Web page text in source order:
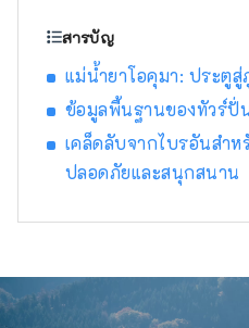
ของภูเขา เช่น เ
ผลไม้ฤดูร้อน เช่น
คุณสามารถเพลิดเ
ทั้งปี ฉันจะมีควา
ตอนเหนืออันกว้าง
สารบัญ
แม่น้ำยาโอคุมา: ประตู
ข้อมูลพื้นฐานของทัวร์ปั่
เคล็ดลับจากไบรอันสำ
ปลอดภัยและสนุกสนาน